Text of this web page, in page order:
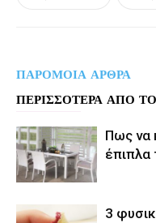
ΠΑΡΟΜΟΙΑ ΑΡΘΡΑ
ΠΕΡΙΣΣΟΤΕΡΑ ΑΠΟ
Πως να
έπιπλα
3